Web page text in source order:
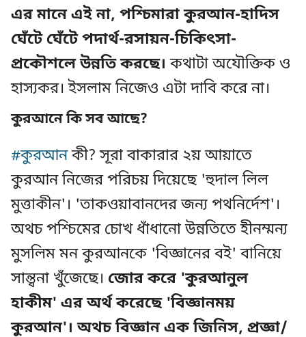
এর মানে এই না, পশ্চিমারা কুরআন-হাদিস
ঘেঁটে ঘেঁটে পদার্থ-রসায়ন-চিকিৎসা-
প্রকৌশলে উন্নতি করছে। কথাটা অযৌক্তিক ও
হাস্যকর। ইসলাম নিজেও এটা দাবি করে না।
কুরআনে কি সব আছে?
#কুরআনকী? সূরা বাকারার ২য় আয়াতে
কুরআন নিজের পরিচয় দিয়েছে 'হুদাল লিল
মুত্তাকীন'। 'তাকওয়াবানদের জন্য পথনির্দেশ'।
অথচ পশ্চিমের চোখ ধাঁধানো উন্নতিতে হীনম্মন্য
মুসলিম মন কুরআনকে 'বিজ্ঞানের বই' বানিয়ে
সান্ত্বনা খুঁজেছে। জোর করে 'কুরআনুল
হাকীম' এর অর্থ করেছে 'বিজ্ঞানময়
কুরআন'। অথচ বিজ্ঞান এক জিনিস, প্রজ্ঞা/